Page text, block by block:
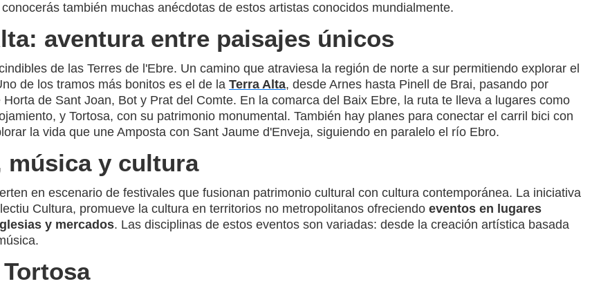
también muchas anécdotas de estos artistas conocidos mundialmente.
aventura entre paisajes únicos
de las Terres de l'Ebre. Un camino que atraviesa la región de norte a sur permitiendo explorar el
de los tramos más bonitos es el de la Terra Alta, desde Arnes hasta Pinell de Brai, pasando por
de Sant Joan, Bot y Prat del Comte. En la comarca del Baix Ebre, la ruta te lleva a lugares como
y Tortosa, con su patrimonio monumental. También hay planes para conectar el carril bici con
la vida que une Amposta con Sant Jaume d'Enveja, siguiendo en paralelo el río Ebro.
música y cultura
en escenario de festivales que fusionan patrimonio cultural con cultura contemporánea. La iniciativa
Cultura, promueve la cultura en territorios no metropolitanos ofreciendo eventos en lugares
y mercados. Las disciplinas de estos eventos son variadas: desde la creación artística basada